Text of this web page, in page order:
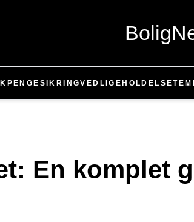
PENGE SIKRINGVEDLIGEHOLDELSE
En komplet